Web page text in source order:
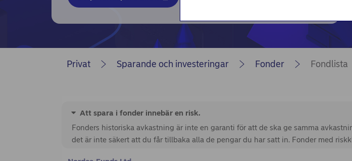
eBeställningar
AutoFX Hedging
Nordea Finans internettjänst
Självserviceportalen
Privat Sparande och investeringar Fonder Fondlista